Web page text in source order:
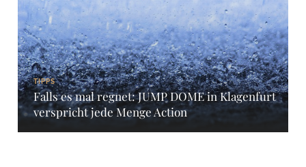
TIPPS
Falls es mal regnet: JUMP DOME in Klagenfurt
verspricht jede Menge Action